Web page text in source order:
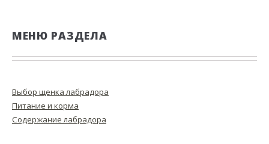
МЕНЮ РАЗДЕЛА
Выбор щенка лабрадора
Питание и корма
Содержание лабрадора